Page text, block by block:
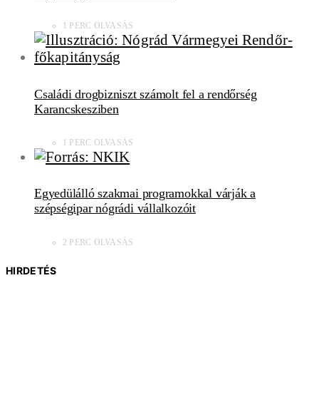
1 PERC OLVASÁS
Családi drogbizniszt számolt fel a rendőrség
Karancskesziben
1 PERC OLVASÁS
Egyedülálló szakmai programokkal várják a
szépségipar nógrádi vállalkozóit
2 PERC OLVASÁS
HIRDETÉS